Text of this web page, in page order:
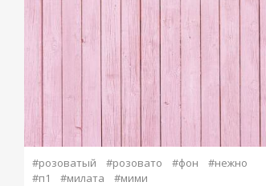
#розоватый #розовато #фон
#нежно
#п1
#милата #мими